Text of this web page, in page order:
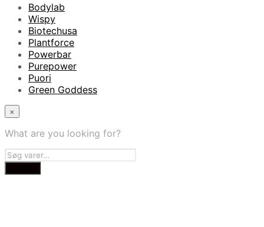
Bodylab
Wispy
Biotechusa
Plantforce
Powerbar
Purepower
Puori
Green Goddess
×
What are you looking for?